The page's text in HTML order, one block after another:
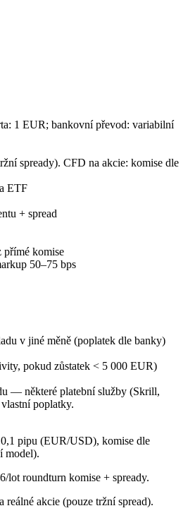
1 EUR; bankovní převod: variabilní
spready). CFD na akcie: komise dle
ETF
+ spread
přímé komise
50–75 bps
v jiné měně (poplatek dle banky)
pokud zůstatek < 5 000 EUR)
— některé platební služby (Skrill,
poplatky.
pipu (EUR/USD), komise dle
model).
lot roundturn komise + spready.
reálné akcie (pouze tržní spread).